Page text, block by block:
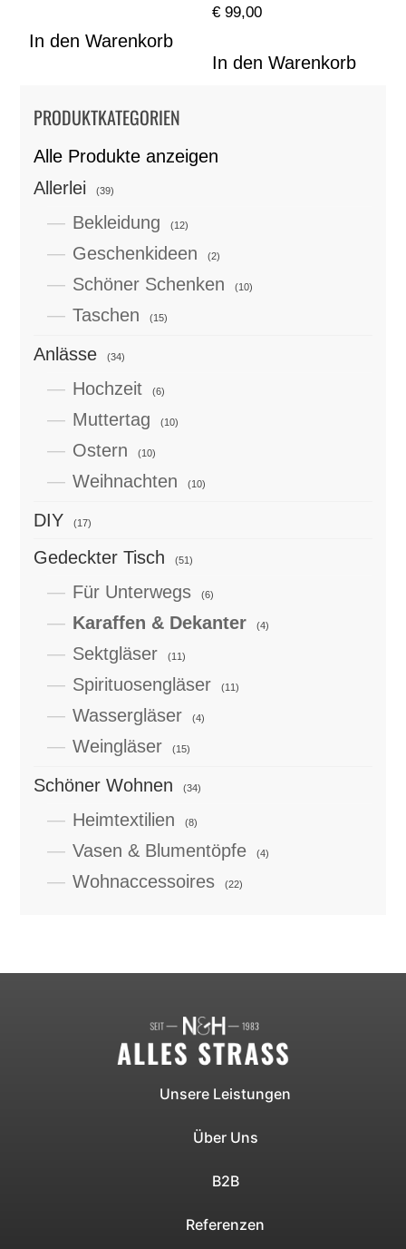
PRODUKTKATEGORIEN
Alle Produkte anzeigen
Allerlei
(39)
Bekleidung (12)
Geschenkideen (2)
Schöner Schenken (10)
Taschen (15)
Anlässe (34)
Hochzeit (6)
Muttertag (10)
Ostern (10)
Weihnachten (10)
DIY (17)
Gedeckter Tisch (51)
Für Unterwegs (6)
Karaffen & Dekanter (4)
Sektgläser (11)
Spirituosengläser (11)
Wassergläser (4)
Weingläser (15)
Schöner Wohnen (34)
Heimtextilien (8)
Vasen & Blumentöpfe (4)
Wohnaccessoires (22)
In den Warenkorb
€ 99,00
In den Warenkorb
Unsere Leistungen
Über Uns
B2B
Referenzen